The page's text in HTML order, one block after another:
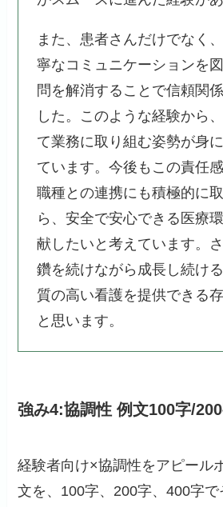
また、患者さんだけでなく
寧なコミュニケーションを
問を解消することで信頼関
した。このような経験から
て業務に取り組む姿勢が身
ています。今後もこの責任
職種との連携にも積極的に
ら、安全で安心できる医療
献したいと考えています。
鑽を続けながら成長し続け
質の高い看護を提供できる
と思います。
強み4:協調性 例文100字/
経験者向け×協調性をアピール
文を、100字、200字、400字で